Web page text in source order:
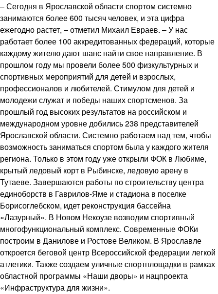
– Сегодня в Ярославской области спортом системно
занимаются более 600 тысяч человек, и эта цифра
ежегодно растет, – отметил Михаил Евраев. – У нас
работает более 100 аккредитованных федераций, которые
каждому жителю дают шанс найти свое направление. В
прошлом году мы провели более 500 физкультурных и
спортивных мероприятий для детей и взрослых,
профессионалов и любителей. Стимулом для детей и
молодежи служат и победы наших спортсменов. За
прошлый год высоких результатов на российском и
международном уровне добились 238 представителей
Ярославской области. Системно работаем над тем, чтобы
возможность заниматься спортом была у каждого жителя
региона. Только в этом году уже открыли ФОК в Любиме,
крытый ледовый корт в Рыбинске, ледовую арену в
Тутаеве. Завершаются работы по строительству центра
единоборств в Гаврилов-Яме и стадиона в поселке
Борисоглебском, идет реконструкция бассейна
«Лазурный». В Новом Некоузе возводим спортивный
многофункциональный комплекс. Современные ФОКи
построим в Данилове и Ростове Великом. В Ярославле
откроется беговой центр Всероссийской федерации легкой
атлетики. Также создаем уличные спортплощадки в рамках
областной программы «Наши дворы» и нацпроекта
«Инфраструктура для жизни».